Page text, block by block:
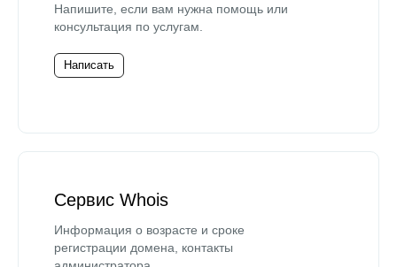
Напишите, если вам нужна помощь или
консультация по услугам.
Написать
Сервис Whois
Информация о возрасте и сроке
регистрации домена, контакты